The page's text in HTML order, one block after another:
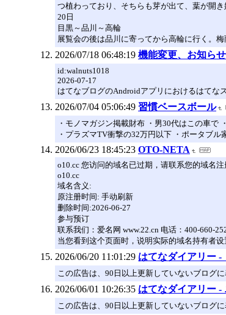
つ植わっており、そちらも芽が出て、葉が開き
20日
目黒～品川～高輪
展覧会の後は品川に寄ってから高輪に行く。
2026/07/18 06:48:19 機能変更、お知ら
id:walnuts1018
2026-07-17
はてなブログのAndroidアプリにおけるはてな
2026/07/04 05:06:49 習慣ベースボール
・モノマガジン掲載財布 ・男30代はこの車で
・プラズマTV衝撃の32万円以下 ・ポータブル
2026/06/23 18:45:23 OTO-NETA
o10.cc 您访问的域名已过期，请联系您的域名注
o10.cc
域名含义:
原注册时间: 手动刷新
删除时间:2026-06-27
参与预订
联系我们：爱名网 www.22.cn 电话：400-660-
当您看到这个页面时，说明实际的域名持有者
2026/06/20 11:01:29 はてなダイアリー
この広告は、90日以上更新していないブログに
2026/06/01 10:26:35 はてなダイアリー -
この広告は、90日以上更新していないブログに